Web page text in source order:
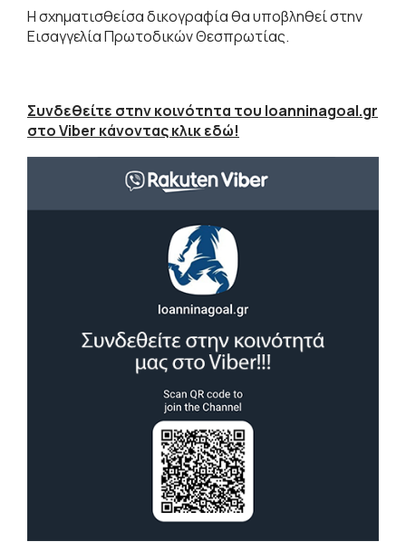
Η σχηματισθείσα δικογραφία θα υποβληθεί στην
Εισαγγελία Πρωτοδικών Θεσπρωτίας.
Συνδεθείτε στην κοινότητα του Ioanninagoal.gr
στο Viber κάνοντας κλικ εδώ!